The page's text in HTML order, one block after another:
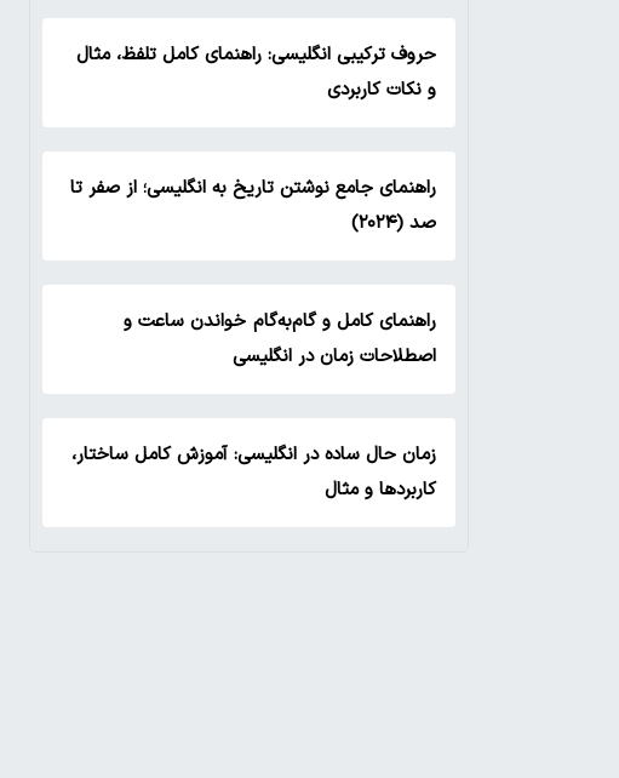
حروف ترکیبی انگلیسی: راهنمای کامل تلفظ، مثال
و نکات کاربردی
راهنمای جامع نوشتن تاریخ به انگلیسی؛ از صفر تا
صد (۲۰۲۴)
راهنمای کامل و گام‌به‌گام خواندن ساعت و
اصطلاحات زمان در انگلیسی
زمان حال ساده در انگلیسی: آموزش کامل ساختار،
کاربردها و مثال